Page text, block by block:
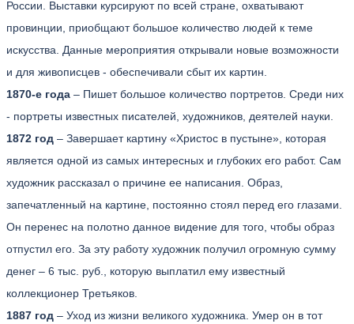
России. Выставки курсируют по всей стране, охватывают
провинции, приобщают большое количество людей к теме
искусства. Данные мероприятия открывали новые возможности
и для живописцев - обеспечивали сбыт их картин.
1870-е года – Пишет большое количество портретов. Среди них
- портреты известных писателей, художников, деятелей науки.
1872 год – Завершает картину «Христос в пустыне», которая
является одной из самых интересных и глубоких его работ. Сам
художник рассказал о причине ее написания. Образ,
запечатленный на картине, постоянно стоял перед его глазами.
Он перенес на полотно данное видение для того, чтобы образ
отпустил его. За эту работу художник получил огромную сумму
денег – 6 тыс. руб., которую выплатил ему известный
коллекционер Третьяков.
1887 год – Уход из жизни великого художника. Умер он в тот